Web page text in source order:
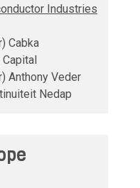
Industries
Cabka
Anthony Veder
Nedap